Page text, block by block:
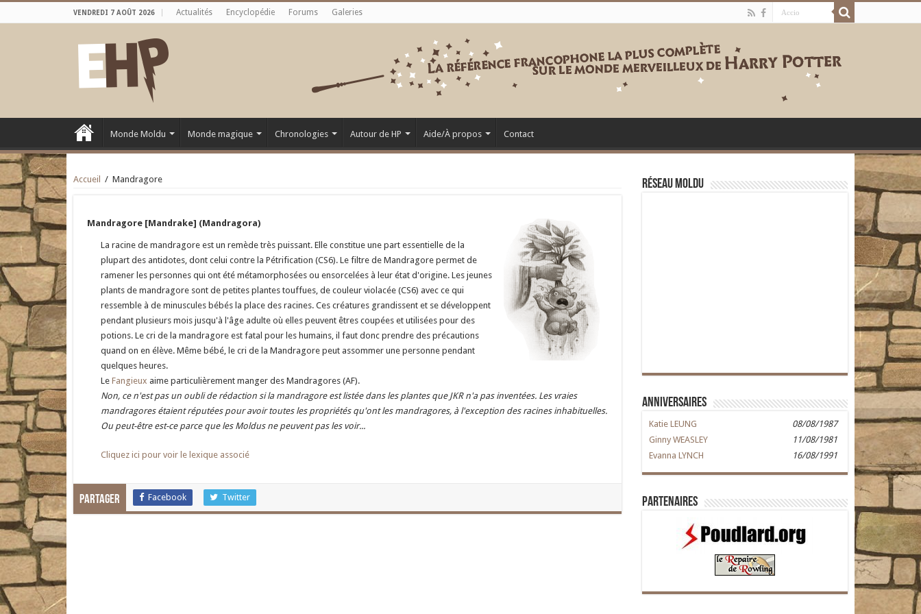
VENDREDI 7 AOÛT 2026 Actualités Encyclopédie Forums Galeries
Monde Moldu Monde magique Chronologies Autour de HP Aide/À propos Contact
Accueil / Mandragore
Mandragore [Mandrake] (Mandragora)
La racine de mandragore est un remède très puissant. Elle constitue une part essentielle de la
plupart des antidotes, dont celui contre la Pétrification (CS6). Le filtre de Mandragore permet de
ramener les personnes qui ont été métamorphosées ou ensorcelées à leur état d'origine. Les jeunes
plants de mandragore sont de petites plantes touffues, de couleur violacée (CS6) avec ce qui
ressemble à de minuscules bébés la place des racines. Ces créatures grandissent et se développent
pendant plusieurs mois jusqu'à l'âge adulte où elles peuvent êtres coupées et utilisées pour des
potions. Le cri de la mandragore est fatal pour les humains, il faut donc prendre des précautions
quand on en élève. Même bébé, le cri de la Mandragore peut assommer une personne pendant
quelques heures.
Le Fangieux aime particulièrement manger des Mandragores (AF).
Non, ce n'est pas un oubli de rédaction si la mandragore est listée dans les plantes que JKR n'a pas inventées. Les vraies
mandragores étaient réputées pour avoir toutes les propriétés qu'ont les mandragores, à l'exception des racines inhabituelles.
Ou peut-être est-ce parce que les Moldus ne peuvent pas les voir...
Cliquez ici pour voir le lexique associé
Partager Facebook Twitter
Réseau moldu
Anniversaires
Katie LEUNG
08/08/1987
Ginny WEASLEY
11/08/1981
Evanna LYNCH
16/08/1991
Partenaires